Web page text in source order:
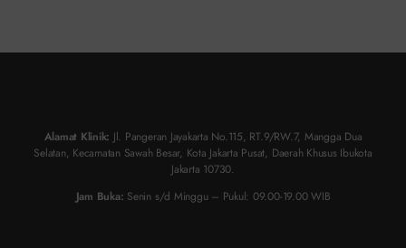
Alamat Klinik: Jl. Pangeran Jayakarta No.115, RT.9/RW.7, Mangga Dua
Selatan, Kecamatan Sawah Besar, Kota Jakarta Pusat, Daerah Khusus Ibukota
Jakarta 10730.
Jam Buka: Senin s/d Minggu – Pukul: 09.00-19.00 WIB